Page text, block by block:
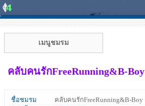
เมนูชมรม
คลับคนรักFreeRunning&B-Boy
ชื่อชมรม
คลับคนรักFreeRunning&B-Boy